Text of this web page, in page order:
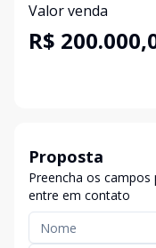
Valor venda
R$
Proposta
Preencha os
entre em contato